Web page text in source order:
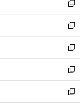
で
開
く
ド
ウ
で
開
く
ィ
ン
ド
ウ
で
開
く
い
ウ
ィ
ン
ド
ウ
で
開
く
新
し
い
ウ
ィ
ン
ド
ウ
で
開
新
し
い
ウ
ィ
ン
ド
ウ
新
し
い
ウ
ィ
ン
新
し
い
ウ
新
し